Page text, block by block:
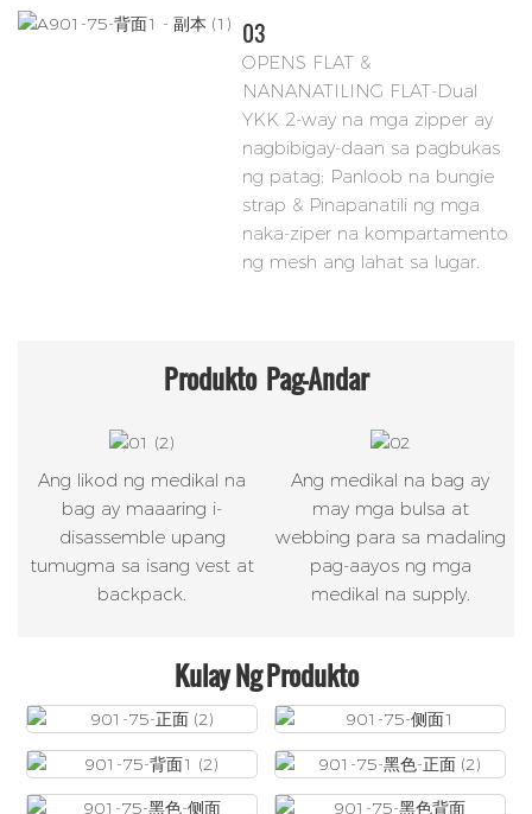
03
OPENS FLAT &
NANANATILING FLAT-Dual
YKK 2-way na mga zipper ay
nagbibigay-daan sa pagbukas
ng patag; Panloob na bungie
strap & Pinapanatili ng mga
naka-ziper na kompartamento
ng mesh ang lahat sa lugar.
Produkto Pag-Andar
Ang likod ng medikal na
bag ay maaaring i-
disassemble upang
tumugma sa isang vest at
backpack.
Ang medikal na bag ay
may mga bulsa at
webbing para sa madaling
pag-aayos ng mga
medikal na supply.
Kulay Ng Produkto